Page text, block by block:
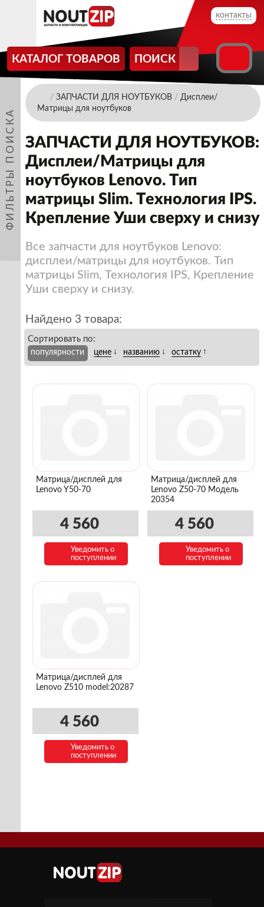
контакты
КАТАЛОГ ТОВАРОВ ПОИСК
ФИЛЬТРЫ ПОИСКА
/ ЗАПЧАСТИ ДЛЯ НОУТБУКОВ / Дисплеи/
Матрицы для ноутбуков
ЗАПЧАСТИ ДЛЯ НОУТБУКОВ:
Дисплеи/Матрицы для
ноутбуков Lenovo. Тип
матрицы Slim. Технология IPS.
Крепление Уши сверху и снизу
Все запчасти для ноутбуков Lenovo:
дисплеи/матрицы для ноутбуков. Тип
матрицы Slim, Технология IPS, Крепление
Уши сверху и снизу.
Найдено 3 товара:
Сортировать по:
популярности цене ↓ названию ↓ остатку ↑
Матрица/дисплей для
Lenovo Y50-70
4 560
Уведомить о
поступлении
Матрица/дисплей для
Lenovo Z50-70 Модель
20354
4 560
Уведомить о
поступлении
Матрица/дисплей для
Lenovo Z510 model:20287
4 560
Уведомить о
поступлении